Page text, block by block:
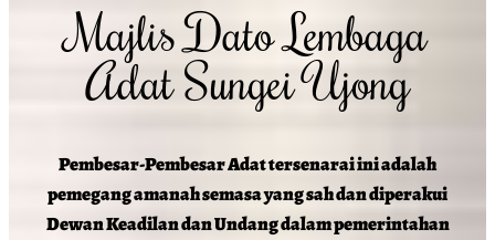
Majlis Dato Lembaga
Adat Sungei Ujong
Pembesar-Pembesar Adat tersenarai ini adalah
pemegang amanah semasa yang sah dan diperakui
Dewan Keadilan dan Undang dalam pemerintahan